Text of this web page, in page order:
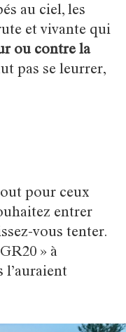
au ciel, les
et vivante qui
ou contre la
pas se leurrer,
pour ceux
entrer
vous tenter.
» à
l’auraient